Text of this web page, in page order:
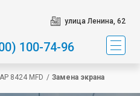
улица Ленина, 62
100-74-96
8424 MFD / Замена экрана